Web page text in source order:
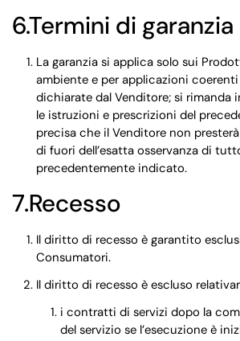
6.Termini di garanzia
La garanzia si applica solo sui
ambiente e per applicazioni
dichiarate dal Venditore; si rimanda
le istruzioni e prescrizioni del
precisa che il Venditore non
di fuori dell’esatta osservanza di
precedentemente indicato.
7.Recesso
Il diritto di recesso è garantito
Consumatori.
Il diritto di recesso è escluso
i contratti di servizi dopo la
del servizio se l’esecuzione è